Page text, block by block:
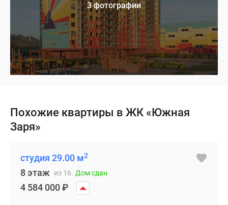
3 фотографии
Похожие квартиры в ЖК «Южная
Заря»
студия 29.00 м2
8 этаж из 16 Дом сдан
4 584 000₽